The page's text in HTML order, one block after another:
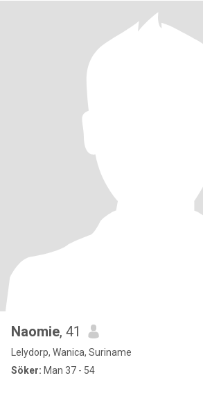
Naomie, 41
Lelydorp, Wanica, Suriname
Söker: Man 37 - 54